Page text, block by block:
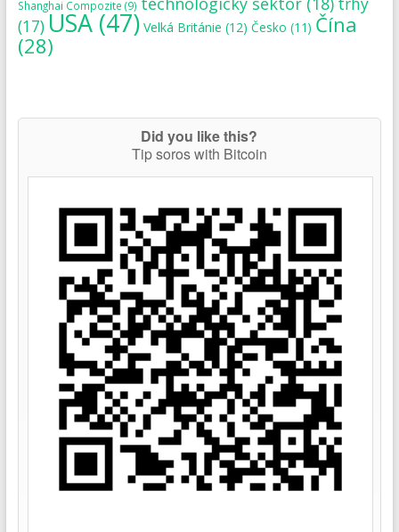
Shanghai Compozite (9)
(17)USA(47) Velká Británie (12) Česko (11) Čína
(28)
Did you like this?
Tip soros with Bitcoin